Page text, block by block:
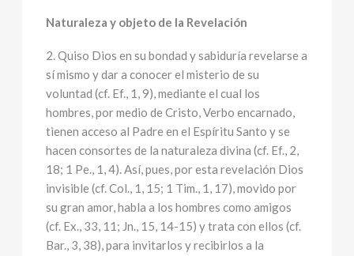
Naturaleza y objeto de la Revelación
2. Quiso Dios en su bondad y sabiduría revelarse a
sí mismo y dar a conocer el misterio de su
voluntad (cf. Ef., 1, 9), mediante el cual los
hombres, por medio de Cristo, Verbo encarnado,
tienen acceso al Padre en el Espíritu Santo y se
hacen consortes de la naturaleza divina (cf. Ef., 2,
18; 1 Pe., 1, 4). Así, pues, por esta revelación Dios
invisible (cf. Col., 1, 15; 1 Tim., 1, 17), movido por
su gran amor, habla a los hombres como amigos
(cf. Ex., 33, 11; Jn., 15, 14-15) y trata con ellos (cf.
Bar., 3, 38), para invitarlos y recibirlos a la